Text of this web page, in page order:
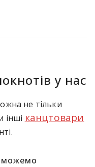
у нас
не тільки
інші канцтовари
можемо